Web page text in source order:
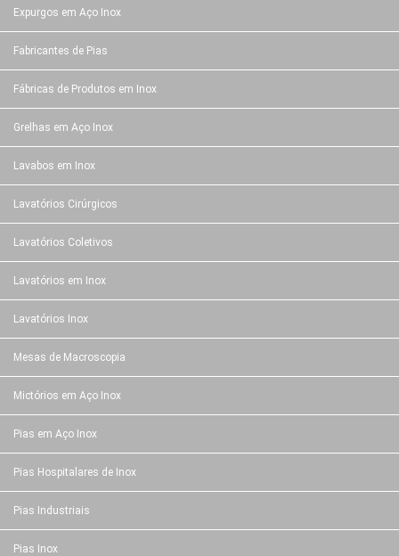
Expurgos em Aço Inox
Fabricantes de Pias
Fábricas de Produtos em Inox
Grelhas em Aço Inox
Lavabos em Inox
Lavatórios Cirúrgicos
Lavatórios Coletivos
Lavatórios em Inox
Lavatórios Inox
Mesas de Macroscopia
Mictórios em Aço Inox
Pias em Aço Inox
Pias Hospitalares de Inox
Pias Industriais
Pias Inox